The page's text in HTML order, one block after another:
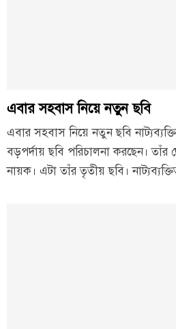
এবার সহবাস নিয়ে নতুন ছবি
এবার সহবাস নিয়ে নতুন ছবি
বড়পর্দায় ছবি পরিচালনা করছেন। তাঁর
নায়ক। এটা তাঁর তৃতীয় ছবি।